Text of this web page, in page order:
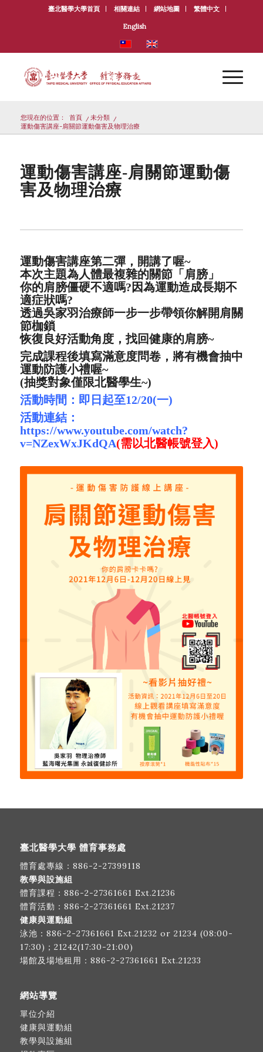
臺北醫學大學首頁 相關連結 網站地圖 繁體中文
English
您現在的位置： 首頁 / 未分類
/
運動傷害講座-肩關節運動傷害及物理治療
運動傷害講座-肩關節運動傷
害及物理治療
運動傷害講座第二彈，開講了喔~
本次主題為人體最複雜的關節「肩膀」
你的肩膀僵硬不適嗎?因為運動造成長期不
適症狀嗎?
透過吳家羽治療師一步一步帶領你解開肩關
節枷鎖
恢復良好活動角度，找回健康的肩膀~
完成課程後填寫滿意度問卷，將有機會抽中
運動防護小禮喔~
(抽獎對象僅限北醫學生~)
活動時間：即日起至12/20(一)
活動連結：
https://www.youtube.com/watch?
v=NZexWxJKdQA(需以北醫帳號登入)
臺北醫學大學 體育事務處
體育處專線： 886-2-27399118
教學與設施組
體育課程： 886-2-27361661 Ext.21236
體育活動： 886-2-27361661 Ext.21237
健康與運動組
泳池： 886-2-27361661 Ext.21232 or 21234 (08:00-
17:30)；21242(17:30-21:00)
場館及場地租用： 886-2-27361661 Ext.21233
網站導覽
單位介紹
健康與運動組
教學與設施組